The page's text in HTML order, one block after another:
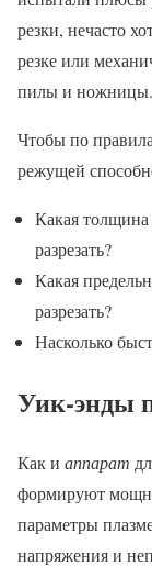
резки, нечасто
резке или
пилы и ножницы.
Чтобы по
режущей
Какая толщина
разрезать?
Какая
разрезать?
Насколько
Уик-энды
Как и аппарат
формируют
параметры
напряжения и